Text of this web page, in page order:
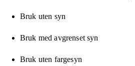
Bruk uten syn
Bruk med avgrenset syn
Bruk uten fargesyn